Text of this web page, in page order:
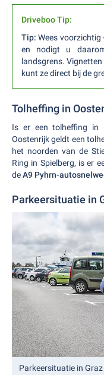
Driveboo Tip:
Tip: Wees voorzichtig
en nodigt u
landsgrens.
kunt ze direct bij de
Tolheffing in
Is er een tolheffing in
Oostenrijk geldt een
het noorden van de
Ring in Spielberg, is er
deA9 Pyhrn-
Parkeersituatie in
Parkeersituatie in